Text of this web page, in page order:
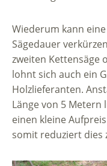
Wiederum kann
Sägedauer
zweiten Kettensäge
lohnt sich auch ein
Holzlieferanten.
Länge von 5 Metern
einen kleine
somit reduziert dies